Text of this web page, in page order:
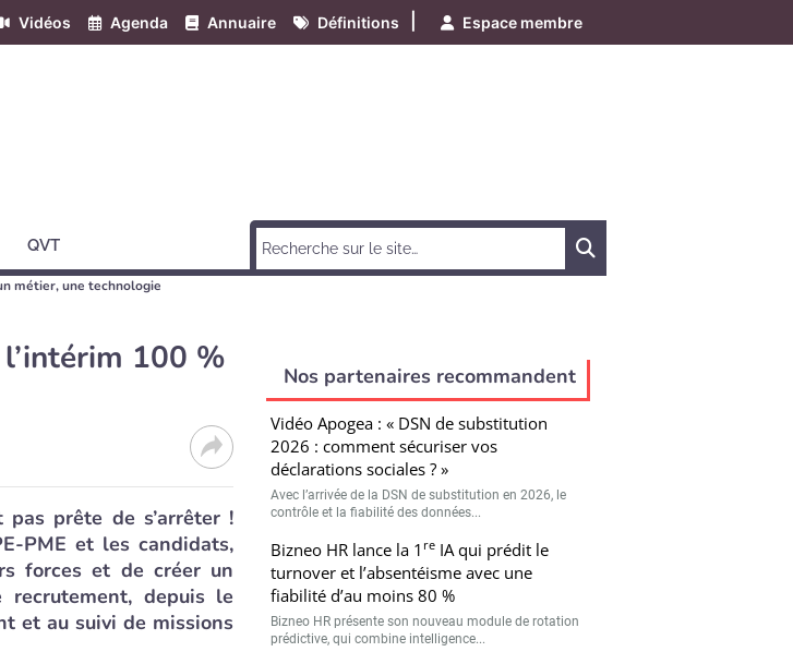
Vidéos Agenda Annuaire Définitions Espace membre
QVT
métier, une technologie
100 %
pas prête de s’arrêter !
PME et les candidats,
forces et de créer un
depuis le
et au suivi de missions
Nos partenaires recommandent
Vidéo Apogea : « DSN de substitution
2026 : comment sécuriser vos
déclarations sociales ? »
Avec l’arrivée de la DSN de substitution en 2026, le
contrôle et la fiabilité des données...
Bizneo HR lance la 1 reIA qui prédit le
turnover et l’absentéisme avec une
fiabilité d’au moins 80 %
Bizneo HR présente son nouveau module de rotation
prédictive, qui combine intelligence...